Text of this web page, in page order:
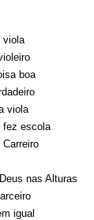
viola
boa
viola
fez escola
nas Alturas
igual